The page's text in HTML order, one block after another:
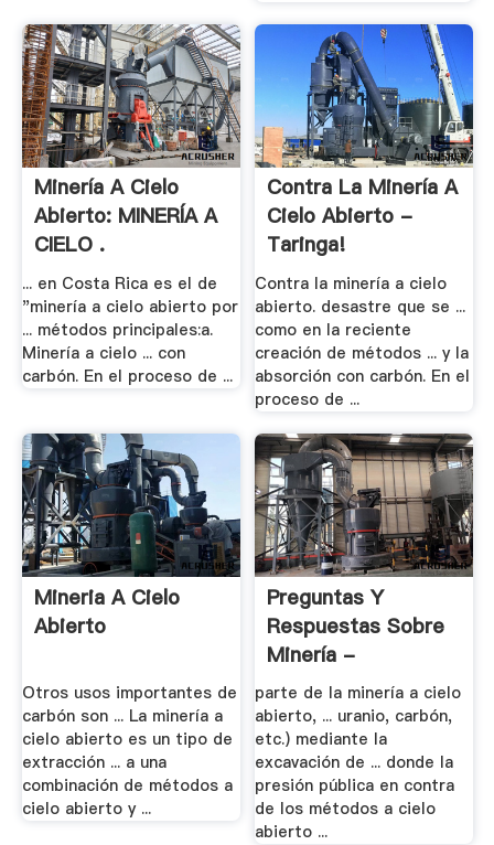
Minería A Cielo
Abierto: MINERÍA A
CIELO .
... en Costa Rica es el de
"minería a cielo abierto por
... métodos principales:a.
Minería a cielo ... con
carbón. En el proceso de ...
Contra La Minería A
Cielo Abierto -
Taringa!
Contra la minería a cielo
abierto. desastre que se ...
como en la reciente
creación de métodos ... y la
absorción con carbón. En el
proceso de ...
Mineria A Cielo
Abierto
Otros usos importantes de
carbón son ... La minería a
cielo abierto es un tipo de
extracción ... a una
combinación de métodos a
cielo abierto y ...
Preguntas Y
Respuestas Sobre
Minería -
Greenpeace
parte de la minería a cielo
abierto, ... uranio, carbón,
etc.) mediante la
excavación de ... donde la
presión pública en contra
de los métodos a cielo
abierto ...